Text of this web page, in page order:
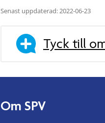
Senast uppdaterad: 2022-06-23
Tyck till
Om SPV